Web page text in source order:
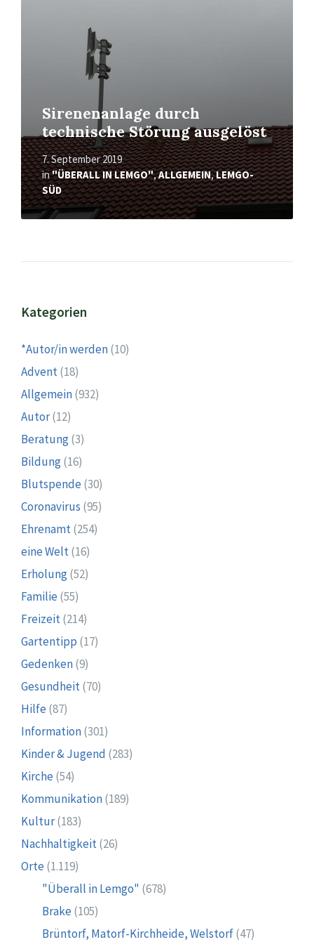
Sirenenanlage durch
technische Störung ausgelöst
7. September 2019
in"ÜBERALL IN LEMGO",ALLGEMEIN,LEMGO-
SÜD
Kategorien
*Autor/in werden(10)
Advent(18)
Allgemein(932)
Autor(12)
Beratung(3)
Bildung(16)
Blutspende (30)
Coronavirus (95)
Ehrenamt(254)
eine Welt(16)
Erholung(52)
Familie (55)
Freizeit(214)
Gartentipp (17)
Gedenken(9)
Gesundheit(70)
Hilfe (87)
Information(301)
Kinder & Jugend (283)
Kirche (54)
Kommunikation(189)
Kultur(183)
Nachhaltigkeit(26)
Orte (1.119)
"Überall in Lemgo" (678)
Brake (105)
Brüntorf, Matorf-Kirchheide, Welstorf(47)